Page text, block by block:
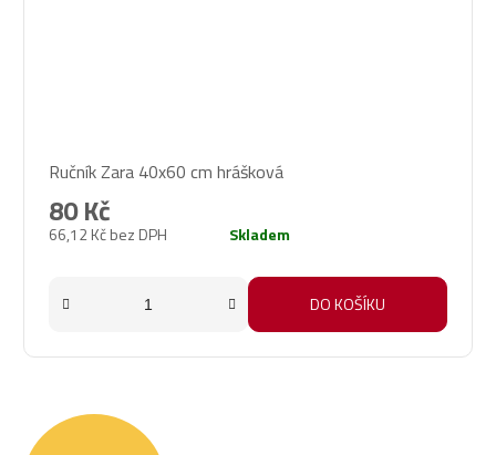
Ručník Zara 40x60 cm hrášková
66,12 Kč bez DPH
80 Kč
Skladem
DO KOŠÍKU